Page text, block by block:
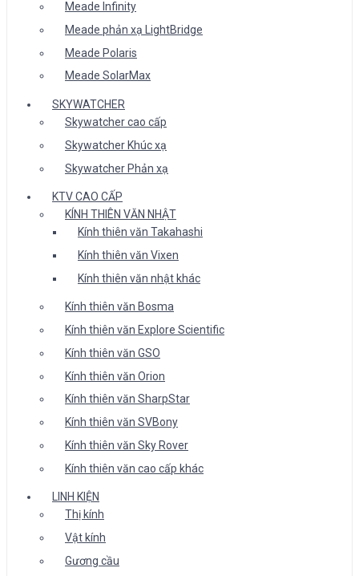
Meade Infinity
Meade phản xạ LightBridge
Meade Polaris
Meade SolarMax
SKYWATCHER
Skywatcher cao cấp
Skywatcher Khúc xạ
Skywatcher Phản xạ
KTV CAO CẤP
KÍNH THIÊN VĂN NHẬT
Kính thiên văn Takahashi
Kính thiên văn Vixen
Kính thiên văn nhật khác
Kính thiên văn Bosma
Kính thiên văn Explore Scientific
Kính thiên văn GSO
Kính thiên văn Orion
Kính thiên văn SharpStar
Kính thiên văn SVBony
Kính thiên văn Sky Rover
Kính thiên văn cao cấp khác
LINH KIỆN
Thị kính
Vật kính
Gương cầu